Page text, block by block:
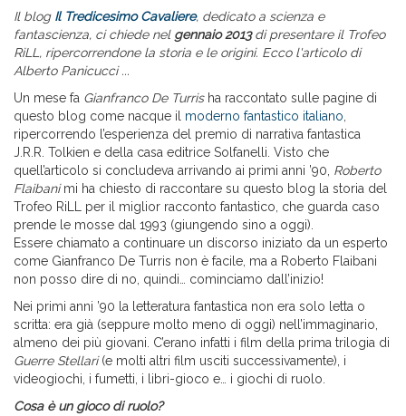
Il blog Il Tredicesimo Cavaliere, dedicato a scienza e
fantascienza, ci chiede nel gennaio 2013di presentare il Trofeo
RiLL, ripercorrendone la storia e le origini. Ecco l'articolo di
Alberto Panicucci ...
Un mese fa Gianfranco De Turrisha raccontato sulle pagine di
questo blog come nacque il moderno fantastico italiano
ripercorrendo l’esperienza del premio di narrativa fantastica
J.R.R. Tolkien e della casa editrice Solfanelli. Visto che
quell’articolo si concludeva arrivando ai primi anni ’90, Roberto
Flaibanimi ha chiesto di raccontare su questo blog la storia del
Trofeo RiLL per il miglior racconto fantastico, che guarda caso
prende le mosse dal 1993 (giungendo sino a oggi).
Essere chiamato a continuare un discorso iniziato da un esperto
come Gianfranco De Turris non è facile, ma a Roberto Flaibani
non posso dire di no, quindi… cominciamo dall’inizio!
Nei primi anni ’90 la letteratura fantastica non era solo letta o
scritta: era già (seppure molto meno di oggi) nell’immaginario,
almeno dei più giovani. C’erano infatti i film della prima trilogia di
Guerre Stellari(e molti altri film usciti successivamente), i
videogiochi, i fumetti, i libri-gioco e… i giochi di ruolo.
Cosa è un gioco di ruolo?